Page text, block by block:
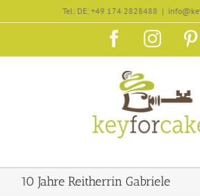
Inhalt
Tel: DE: +49 174 2828488 |
Facebook
10 Jahre Reitherrin Gabriele